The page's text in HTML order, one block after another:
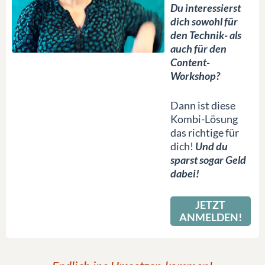
Du interessierst
dich sowohl für
den Technik- als
auch für den
Content-
Workshop?
Dann ist diese
Kombi-Lösung
das richtige für
dich! Und du
sparst sogar Geld
dabei!
JETZT
ANMELDEN!